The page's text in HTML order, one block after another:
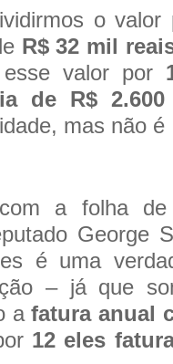
o
R$ 32 mil
valor por
de R$
mas não é
a folha de
é uma
– já que
afatura anual
12 eles